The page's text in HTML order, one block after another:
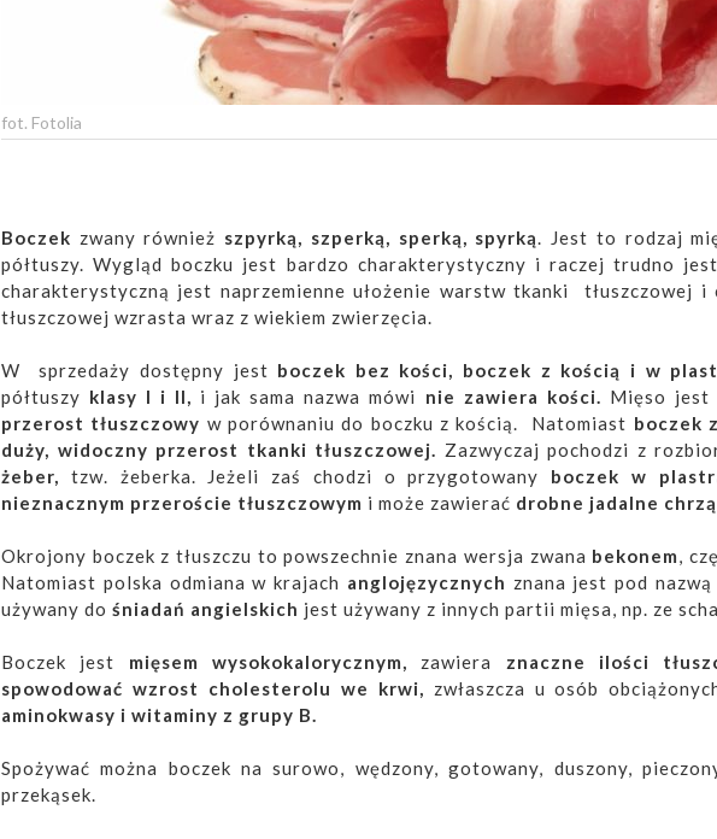
fot. Fotolia
Boczek zwany również szpyrką, szperką, sperką, spyrką. Jest to rodzaj
półtuszy. Wygląd boczku jest bardzo charakterystyczny i raczej trudno
charakterystyczną jest naprzemienne ułożenie warstw tkanki tłuszczowej
tłuszczowej wzrasta wraz z wiekiem zwierzęcia.
W sprzedaży dostępny jest boczek bez kości, boczek z kością i w
półtuszy klasy I i II, i jak sama nazwa mówi nie zawiera kości. Mięso jest
przerost tłuszczowy w porównaniu do boczku z kością. Natomiast boczek
duży, widoczny przerost tkanki tłuszczowej. Zazwyczaj pochodzi z
żeber, tzw. żeberka. Jeżeli zaś chodzi o przygotowany boczek w
nieznacznym przeroście tłuszczowym i może zawierać drobne jadalne
Okrojony boczek z tłuszczu to powszechnie znana wersja zwana bekonem,
Natomiast polska odmiana w krajach anglojęzycznych znana jest pod nazwą
używany do śniadań angielskich jest używany z innych partii mięsa, np. ze
Boczek jest mięsem wysokokalorycznym, zawiera znaczne ilości
spowodować wzrost cholesterolu we krwi, zwłaszcza u osób
aminokwasy i witaminy z grupy B.
Spożywać można boczek na surowo, wędzony, gotowany, duszony,
przekąsek.